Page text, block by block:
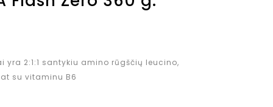
yra 2:1:1 santykiu amino rūgščių leucino,
su vitaminu B6